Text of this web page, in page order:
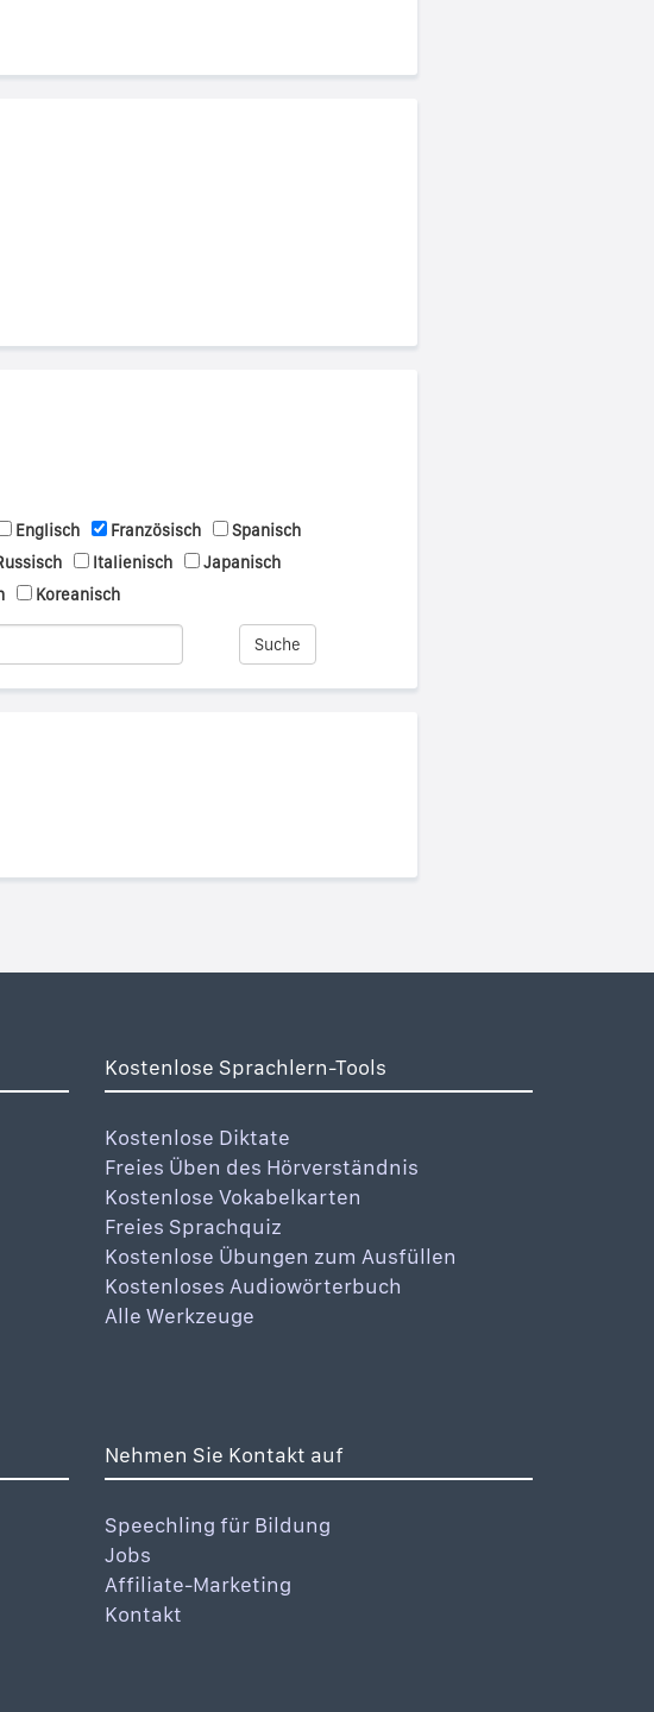
Englisch Französisch
Spanisch
Italienisch
Japanisch
Koreanisch
Suche
Kostenlose Sprachlern-Tools
Kostenlose Diktate
Freies Üben des Hörverständnis
Kostenlose Vokabelkarten
Freies Sprachquiz
Kostenlose Übungen zum Ausfüllen
Kostenloses Audiowörterbuch
Alle Werkzeuge
Nehmen Sie Kontakt auf
Speechling für Bildung
Jobs
Affiliate-Marketing
Kontakt